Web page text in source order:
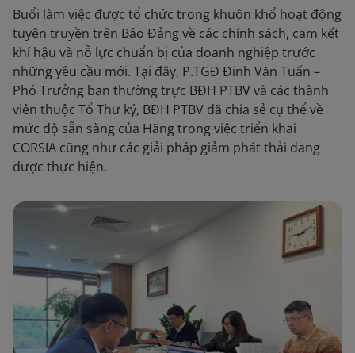
Buổi làm việc được tổ chức trong khuôn khổ hoạt động
tuyên truyền trên Báo Đảng về các chính sách, cam kết
khí hậu và nỗ lực chuẩn bị của doanh nghiệp trước
những yêu cầu mới. Tại đây, P.TGĐ Đinh Văn Tuấn –
Phó Trưởng ban thường trực BĐH PTBV và các thành
viên thuộc Tổ Thư ký, BĐH PTBV đã chia sẻ cụ thể về
mức độ sẵn sàng của Hãng trong việc triển khai
CORSIA cũng như các giải pháp giảm phát thải đang
được thực hiện.